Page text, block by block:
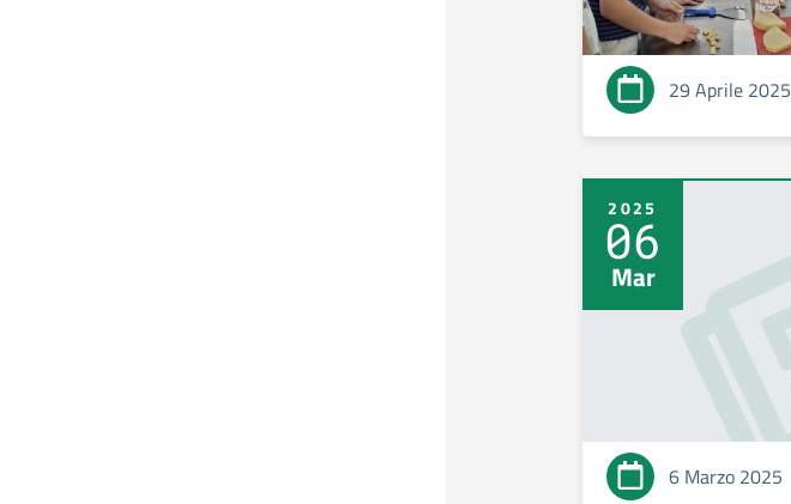
29 Aprile 2025
2025
06
Mar
6 Marzo 2025